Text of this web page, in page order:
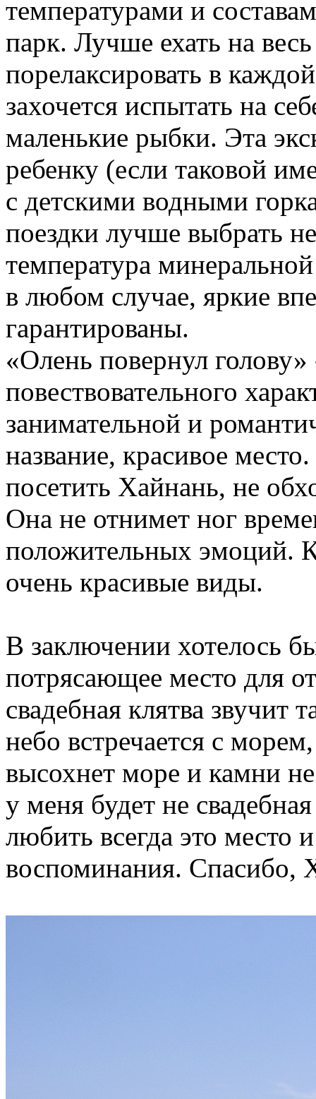
температурами и
парк. Лучше ехать на
порелаксировать в
захочется испытать на
маленькие рыбки. Эта
ребенку (если таковой
с детскими водными
поездки лучше выбрать
температура
в любом случае, яркие
гарантированы.
«Олень повернул
повествовательного
занимательной и
название, красивое
посетить Хайнань, не
Она не отнимет ног
положительных эмоций.
очень красивые виды.
В заключении хотелось
потрясающее место для
свадебная клятва звучит
небо встречается с
высохнет море и камни
у меня будет не
любить всегда это место
воспоминания. Спасибо,